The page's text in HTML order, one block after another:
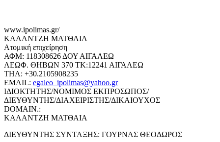
www.ipolimas.gr/
ΚΑΛΑΝΤΖΗ ΜΑΤΘΑΙΑ
Ατομική επιχείρηση
ΑΦΜ: 118308626 ΔΟΥ ΑΙΓΑΛΕΩ
ΛΕΩΦ. ΘΗΒΩΝ 370 ΤΚ:12241 ΑΙΓΑΛΕΩ
ΤΗΛ: +30.2105908235
EMAIL: egaleo_ipolimas@yahoo.gr
ΙΔΙΟΚΤΗΤΗΣ/ΝΟΜΙΜΟΣ ΕΚΠΡΟΣΩΠΟΣ/
ΔΙΕΥΘΥΝΤΗΣ/ΔΙΑΧΕΙΡΙΣΤΗΣ/ΔΙΚΑΙΟΥΧΟΣ
DOMAIN.:
ΚΑΛΑΝΤΖΗ ΜΑΤΘΑΙΑ
ΔΙΕΥΘΥΝΤΗΣ ΣΥΝΤΑΞΗΣ: ΓΟΥΡΝΑΣ ΘΕΟΔΩΡΟΣ